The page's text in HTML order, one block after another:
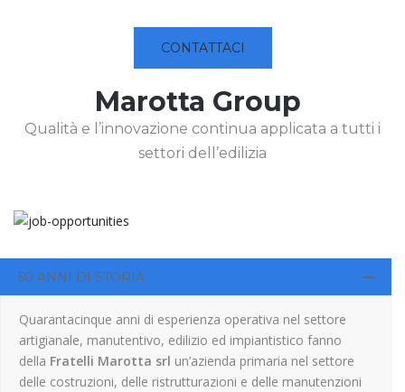
CONTATTACI
Marotta Group
Qualità e l’innovazione continua applicata a tutti i
settori dell’edilizia
50 ANNI DI STORIA
Quarantacinque anni di esperienza operativa nel settore
artigianale, manutentivo, edilizio ed impiantistico fanno
della Fratelli Marotta srl un’azienda primaria nel settore
delle costruzioni, delle ristrutturazioni e delle manutenzioni